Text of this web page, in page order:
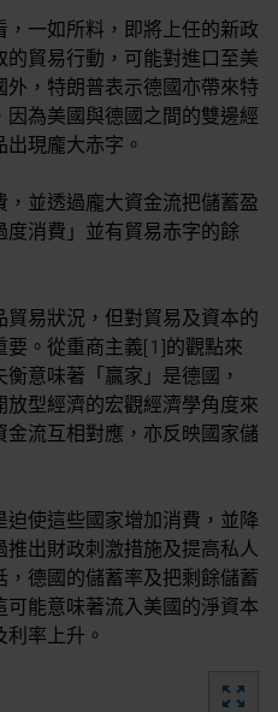
一如所料，即將上任的新政
貿易行動，可能對進口至美
外，特朗普表示德國亦帶來特
為美國與德國之間的雙邊經
現龐大赤字。
並透過龐大資金流把儲蓄盈
消費」並有貿易赤字的餘
易狀況，但對貿易及資本的
要。從重商主義[1]的觀點來
意味著「贏家」是德國，
放型經濟的宏觀經濟學角度來
金流互相對應，亦反映國家儲
使這些國家增加消費，並降
出財政刺激措施及提高私人
德國的儲蓄率及把剩餘儲蓄
能意味著流入美國的淨資本
率上升。
zoom_out_map